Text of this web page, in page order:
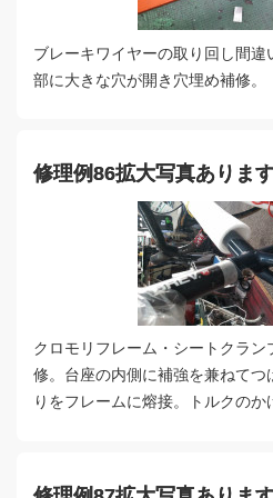
ブレーキワイヤーの取り回し間
部に大きな穴が開き穴埋め補修。
修理例86拡大写真あります
クロモリフレーム・シートクラ
修。台座の内側に補強を兼ねてつ
りをフレームに熔接。トルクのか